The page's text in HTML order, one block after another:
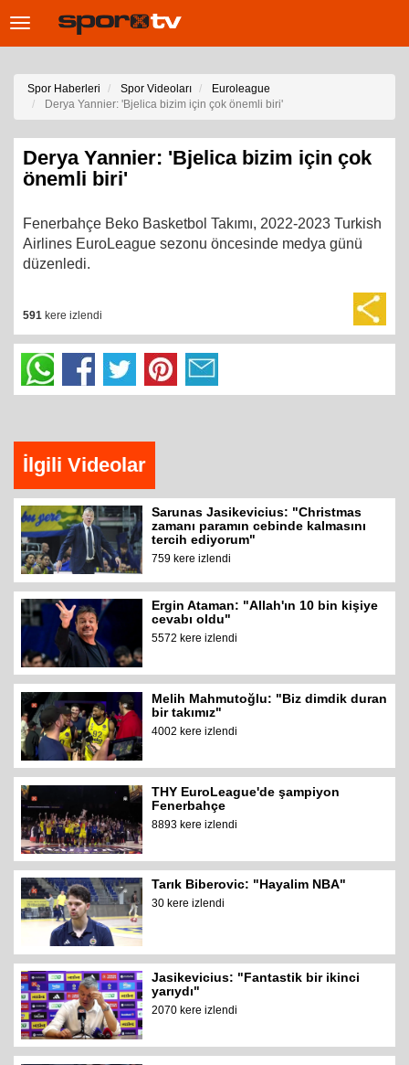
Toggle
Spor Haberleri Spor Videoları
Euroleague
Derya Yannier: 'Bjelica bizim için çok önemli biri'
Derya Yannier: 'Bjelica bizim için çok
önemli biri'
Fenerbahçe Beko Basketbol Takımı, 2022-2023 Turkish
Airlines EuroLeague sezonu öncesinde medya günü
düzenledi.
591 kere izlendi
İlgili Videolar
Sarunas Jasikevicius: "Christmas
zamanı paramın cebinde kalmasını
tercih ediyorum"
759 kere izlendi
Ergin Ataman: "Allah'ın 10 bin kişiye
cevabı oldu"
5572 kere izlendi
Melih Mahmutoğlu: "Biz dimdik duran
bir takımız"
4002 kere izlendi
THY EuroLeague'de şampiyon
Fenerbahçe
8893 kere izlendi
Tarık Biberovic: "Hayalim NBA"
30 kere izlendi
Jasikevicius: "Fantastik bir ikinci
yarıydı"
2070 kere izlendi